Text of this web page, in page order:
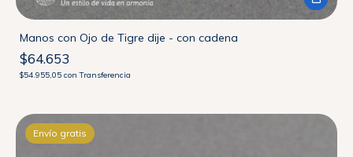
Manos con Ojo de Tigre dije - con cadena
$64.653
$54.955,05 con Transferencia
Envío gratis